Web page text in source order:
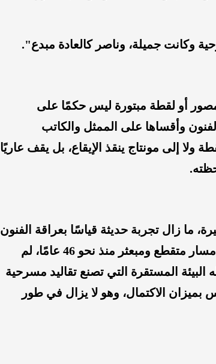
وكانت جميلة، وناصر كالعادة مبدع".
أو لقطة مبتورة ليس حكمًا على
وأقساها على الممثل والكاتب
ولا إلى مونتاج ينقذ الإيقاع، بل يقف عاريًا
ما زال تجربة حديثة قياسًا بعراقة الفنون
المسرحية في بلدان أخرى. نحن نتحدث عن مسار متقطع ومبعثر منذ نحو 46 عامًا، لم
البيئة المستقرة التي تصنع تقاليد مسرحية
الاكتمال، وهو لا يزال في طور